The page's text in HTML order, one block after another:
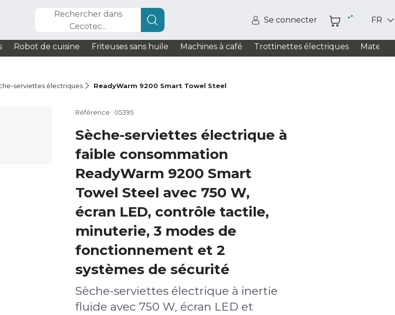
Rechercher dans
Cecotec...
Se connecter FR
Robot de cuisine Friteuses sans huile Machines à café Trottinettes électriques Matelas
serviettes électriques ReadyWarm 9200 Smart Towel Steel
Référence : 05395
Sèche-serviettes électrique à
faible consommation
ReadyWarm 9200 Smart
Towel Steel avec 750 W,
écran LED, contrôle tactile,
minuterie, 3 modes de
fonctionnement et 2
systèmes de sécurité
Sèche-serviettes électrique à inertie
fluide avec 750 W, écran LED et